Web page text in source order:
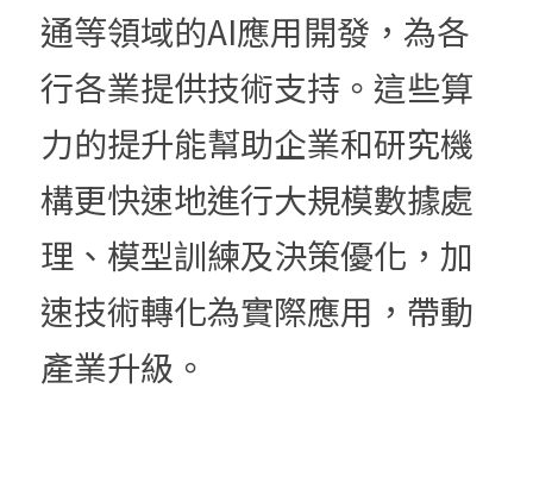
通等領域的AI應用開發，為各
行各業提供技術支持。這些算
力的提升能幫助企業和研究機
構更快速地進行大規模數據處
理、模型訓練及決策優化，加
速技術轉化為實際應用，帶動
產業升級。